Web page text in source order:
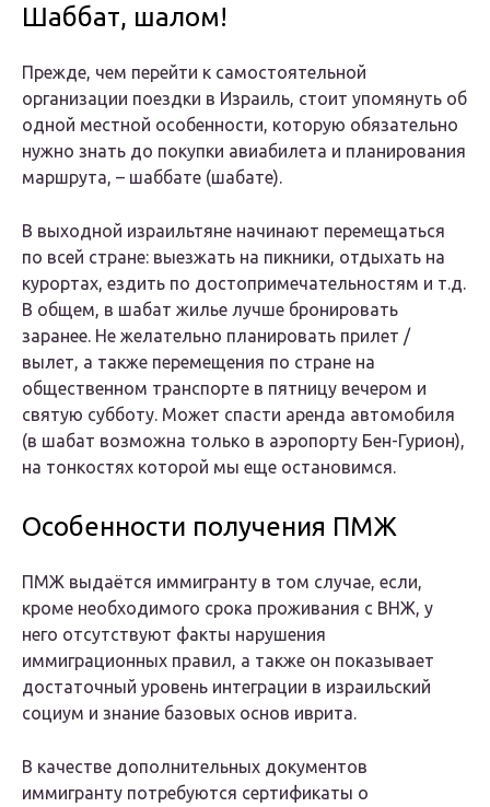
Шаббат, шалом!
Прежде, чем перейти к самостоятельной
организации поездки в Израиль, стоит упомянуть об
одной местной особенности, которую обязательно
нужно знать до покупки авиабилета и планирования
маршрута, – шаббате (шабате).
В выходной израильтяне начинают перемещаться
по всей стране: выезжать на пикники, отдыхать на
курортах, ездить по достопримечательностям и т.д.
В общем, в шабат жилье лучше бронировать
заранее. Не желательно планировать прилет /
вылет, а также перемещения по стране на
общественном транспорте в пятницу вечером и
святую субботу. Может спасти аренда автомобиля
(в шабат возможна только в аэропорту Бен-Гурион),
на тонкостях которой мы еще остановимся.
Особенности получения ПМЖ
ПМЖ выдаётся иммигранту в том случае, если,
кроме необходимого срока проживания с ВНЖ, у
него отсутствуют факты нарушения
иммиграционных правил, а также он показывает
достаточный уровень интеграции в израильский
социум и знание базовых основ иврита.
В качестве дополнительных документов
иммигранту потребуются сертификаты о